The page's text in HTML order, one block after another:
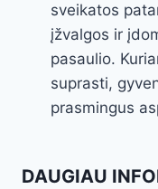
sveikatos
įžvalgos ir
pasaulio.
suprasti,
prasmingus
DAUGIAU